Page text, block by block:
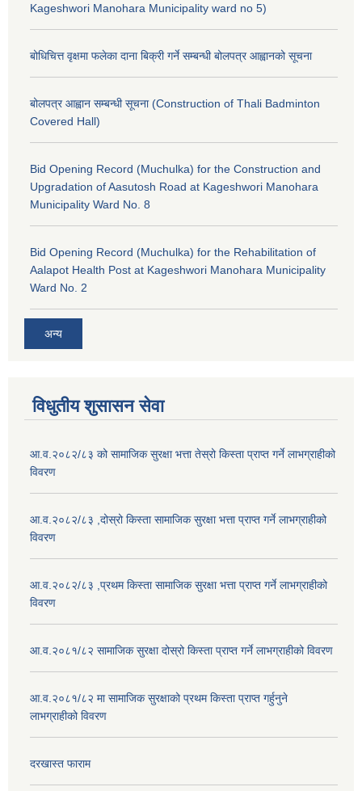
Kageshwori Manohara Municipality ward no 5)
बोधिचित्त वृक्षमा फलेका दाना बिक्री गर्ने सम्बन्धी बोलपत्र आह्वानको सूचना
बोलपत्र आह्वान सम्बन्धी सूचना (Construction of Thali Badminton
Covered Hall)
Bid Opening Record (Muchulka) for the Construction and
Upgradation of Aasutosh Road at Kageshwori Manohara
Municipality Ward No. 8
Bid Opening Record (Muchulka) for the Rehabilitation of
Aalapot Health Post at Kageshwori Manohara Municipality
Ward No. 2
अन्य
विधुतीय शुसासन सेवा
आ.व.२०८२/८३ को सामाजिक सुरक्षा भत्ता तेस्रो किस्ता प्राप्त गर्ने लाभग्राहीको
विवरण
आ.व.२०८२/८३ ,दोस्रो किस्ता सामाजिक सुरक्षा भत्ता प्राप्त गर्ने लाभग्राहीको
विवरण
आ.व.२०८२/८३ ,प्रथम किस्ता सामाजिक सुरक्षा भत्ता प्राप्त गर्ने लाभग्राहीको
विवरण
आ.व.२०८१/८२ सामाजिक सुरक्षा दोस्रो किस्ता प्राप्त गर्ने लाभग्राहीको विवरण
आ.व.२०८१/८२ मा सामाजिक सुरक्षाको प्रथम किस्ता प्राप्त गर्हुनुने
लाभग्राहीको विवरण
दरखास्त फाराम